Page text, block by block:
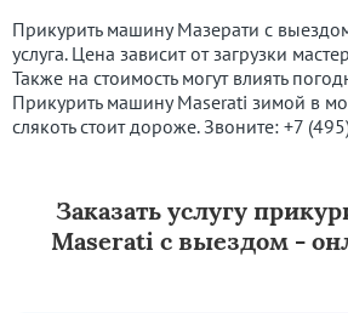
Прикурить машину Мазерати с
услуга. Цена зависит от загрузки
Также на стоимость могут влиять
Прикурить машину Maserati зимой в
слякоть стоит дороже. Звоните: +7
Заказать услугу
Maserati с выездом -